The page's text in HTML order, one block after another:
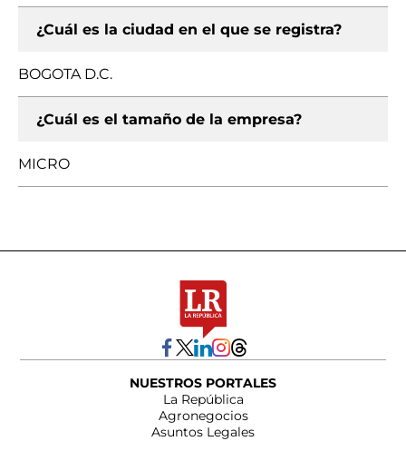
¿Cuál es la ciudad en el que se registra?
BOGOTA D.C.
¿Cuál es el tamaño de la empresa?
MICRO
NUESTROS PORTALES
La República
Agronegocios
Asuntos Legales